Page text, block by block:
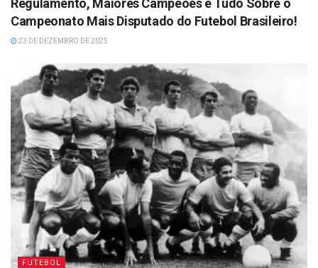
Regulamento, Maiores Campeões e Tudo Sobre o
Campeonato Mais Disputado do Futebol Brasileiro!
23 DE DEZEMBRO DE 2025
FUTEBOL